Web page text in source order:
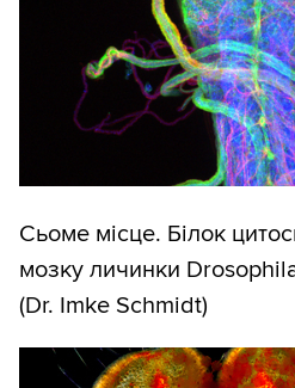
Сьоме місце. Білок
мозку личинки
(Dr. Imke Schmidt)